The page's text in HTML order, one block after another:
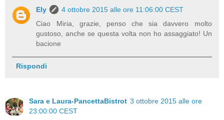
Ely
4 ottobre 2015 alle ore 11:06:00 CEST
Ciao Miria, grazie, penso che sia davvero molto
gustoso, anche se questa volta non ho assaggiato! Un
bacione
Rispondi
Sara e Laura-PancettaBistrot 3 ottobre 2015 alle ore
23:00:00 CEST